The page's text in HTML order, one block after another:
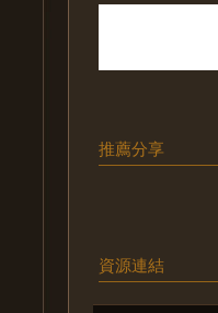
推薦分享
資源連結